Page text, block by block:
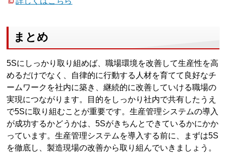
まとめ
5Sにしっかり取り組めば、職場環境を改善して生産性を高
めるだけでなく、自律的に行動する人材を育てて良好なチ
ームワークを社内に築き、継続的に改善していける職場の
実現につながります。目的をしっかり社内で共有したうえ
で5Sに取り組むことが重要です。生産管理システムの導入
が成功するかどうかは、5Sがきちんとできているかにかか
っています。生産管理システムを導入する前に、まずは5S
を徹底し、製造現場の改善から取り組んでいきましょう。